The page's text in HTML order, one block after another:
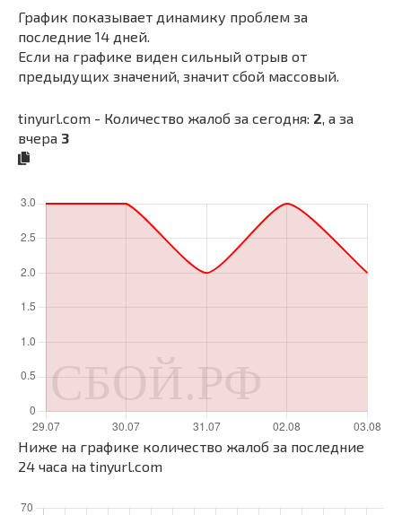
График показывает динамику проблем за
последние 14 дней.
Если на графике виден сильный отрыв от
предыдущих значений, значит сбой массовый.
tinyurl.com - Количество жалоб за сегодня: 2 , а за
вчера 3
Ниже на графике количество жалоб за последние
24 часа на tinyurl.com